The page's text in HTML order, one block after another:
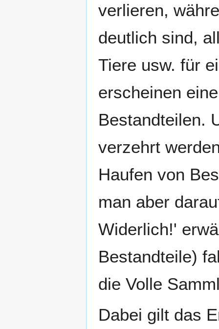
verlieren,
deutlich sind,
Tiere usw. für
erscheinen
Bestandteilen.
verzehrt
Haufen von
man aber
Widerlich!'
Bestandteile)
die Volle
Dabei gilt das